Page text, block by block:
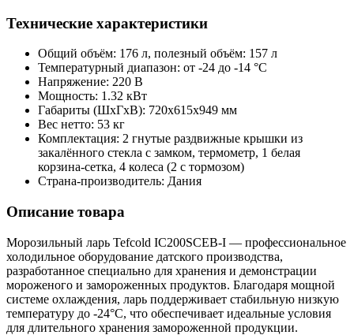
Технические характеристики
Общий объём: 176 л, полезный объём: 157 л
Температурный диапазон: от -24 до -14 °C
Напряжение: 220 В
Мощность: 1.32 кВт
Габариты (ШхГхВ): 720x615x949 мм
Вес нетто: 53 кг
Комплектация: 2 гнутые раздвижные крышки из
закалённого стекла с замком, термометр, 1 белая
корзина-сетка, 4 колеса (2 с тормозом)
Страна-производитель: Дания
Описание товара
Морозильный ларь Tefcold IC200SCEB-I — профессиональное
холодильное оборудование датского производства,
разработанное специально для хранения и демонстрации
мороженого и замороженных продуктов. Благодаря мощной
системе охлаждения, ларь поддерживает стабильную низкую
температуру до -24°C, что обеспечивает идеальные условия
для длительного хранения замороженной продукции.